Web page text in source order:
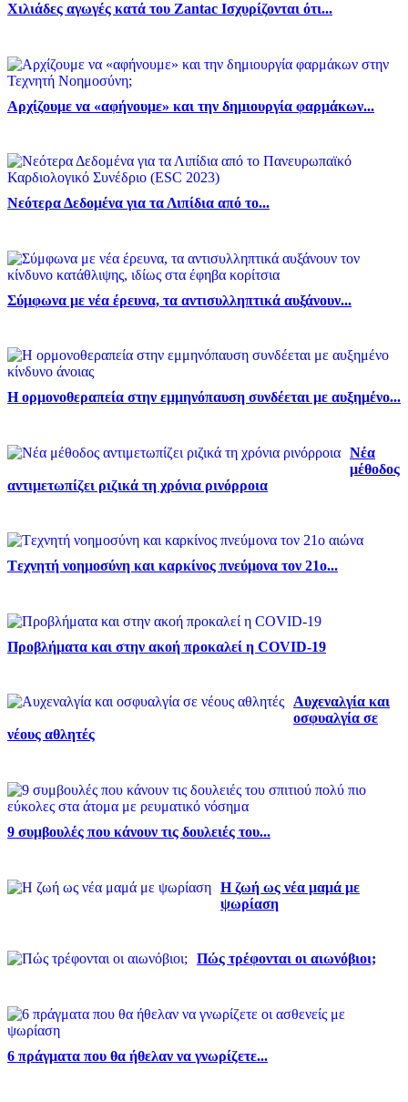
Χιλιάδες αγωγές κατά του Zantac Ισχυρίζονται ότι...
Αρχίζουμε να «αφήνουμε» και την δημιουργία φαρμάκων...
Νεότερα Δεδομένα για τα Λιπίδια από το...
Σύμφωνα με νέα έρευνα, τα αντισυλληπτικά αυξάνουν...
Η ορμονοθεραπεία στην εμμηνόπαυση συνδέεται με αυξημένο...
Νέα
μέθοδος
αντιμετωπίζει ριζικά τη χρόνια ρινόρροια
Tεχνητή νοημοσύνη και καρκίνος πνεύμονα τον 21ο...
Προβλήματα και στην ακοή προκαλεί η COVID-19
Αυχεναλγία και
οσφυαλγία σε
νέους αθλητές
9 συμβουλές που κάνουν τις δουλειές του...
Η ζωή ως νέα μαμά με
ψωρίαση
Πώς τρέφονται οι αιωνόβιοι;
6 πράγματα που θα ήθελαν να γνωρίζετε...